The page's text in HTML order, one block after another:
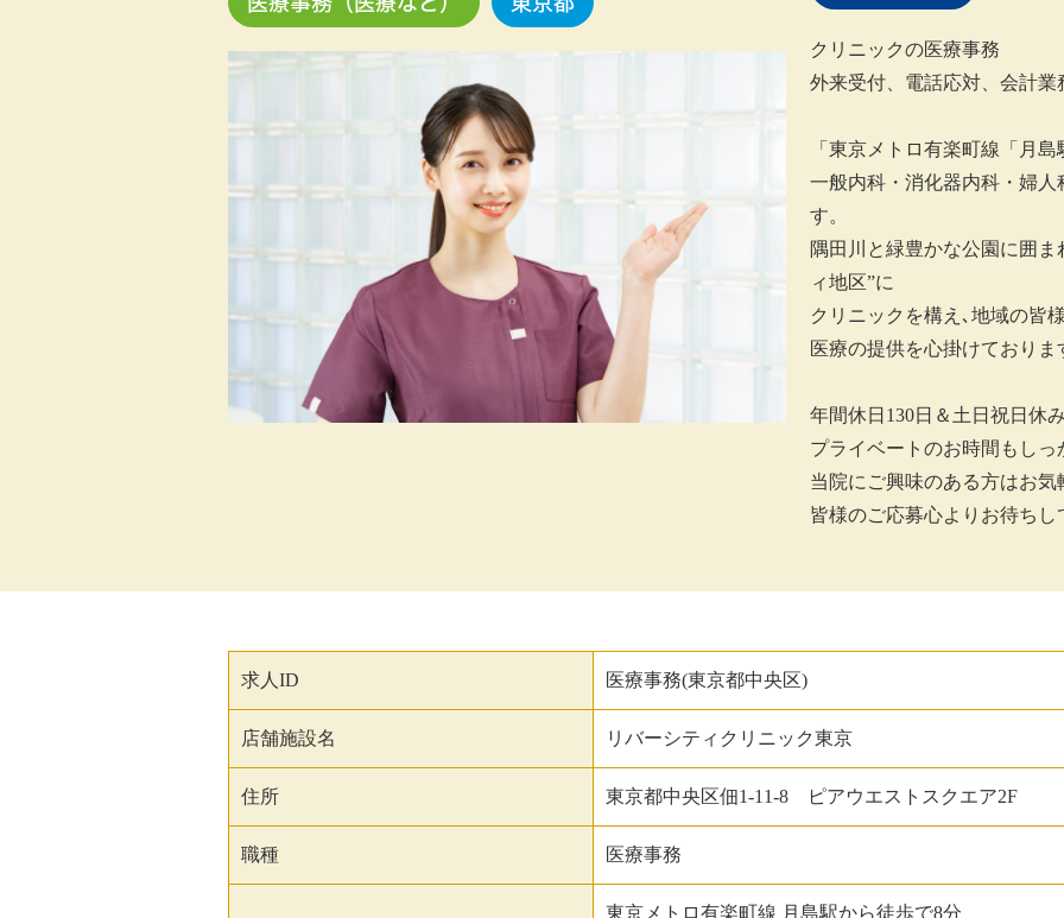
クリニックの医療事務
外来受付、電話応対、会計
「東京メトロ有楽町線「月
一般内科・消化器内科・婦
す。
隅田川と緑豊かな公園に囲
ィ地区”に
クリニックを構え､地域の皆
医療の提供を心掛けておりま
年間休日130日＆土日祝日休
プライベートのお時間もしっ
当院にご興味のある方はお気
皆様のご応募心よりお待ちし
求人ID 医療事務(東京都中央区)
店舗施設名 リバーシティクリニック東京
住所 東京都中央区佃1-11-8 ピアウエストスクエア2F
職種 医療事務
東京メトロ有楽町線 月島駅から徒歩で8分